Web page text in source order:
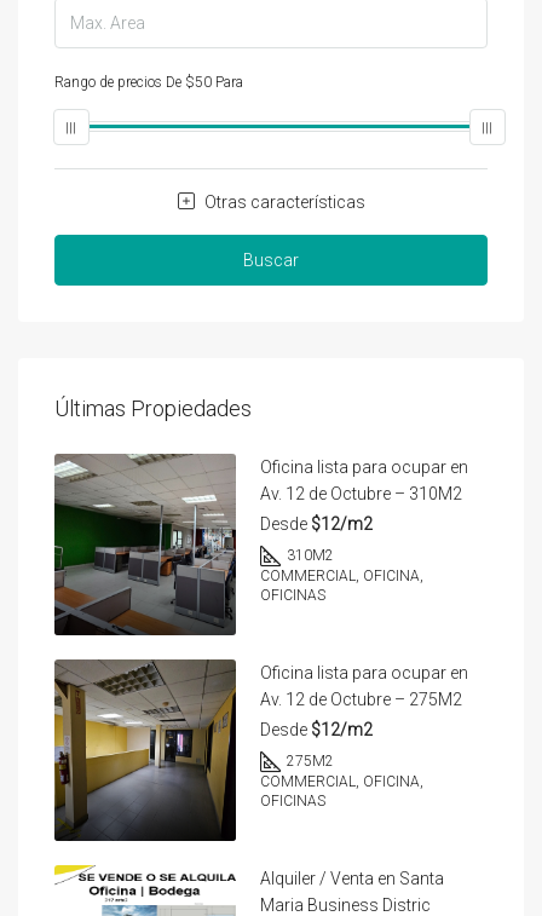
Rango de precios De $50 Para
Otras características
Buscar
Últimas Propiedades
Oficina lista para ocupar en
Av. 12 de Octubre – 310M2
Desde $12/m2
310M2
COMMERCIAL, OFICINA,
OFICINAS
Oficina lista para ocupar en
Av. 12 de Octubre – 275M2
Desde $12/m2
275M2
COMMERCIAL, OFICINA,
OFICINAS
Alquiler / Venta en Santa
Maria Business Distric